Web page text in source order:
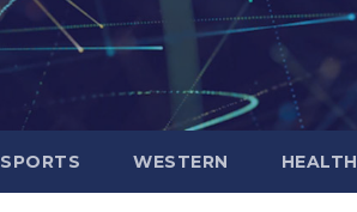
SPORTS WESTERN HEALTH